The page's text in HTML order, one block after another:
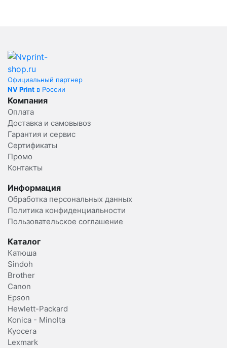
Официальный партнер
NV Print в России
Компания
Оплата
Доставка и самовывоз
Гарантия и сервис
Сертификаты
Промо
Контакты
Информация
Обработка персональных данных
Политика конфиденциальности
Пользовательское соглашение
Каталог
Катюша
Sindoh
Brother
Canon
Epson
Hewlett-Packard
Konica - Minolta
Kyocera
Lexmark